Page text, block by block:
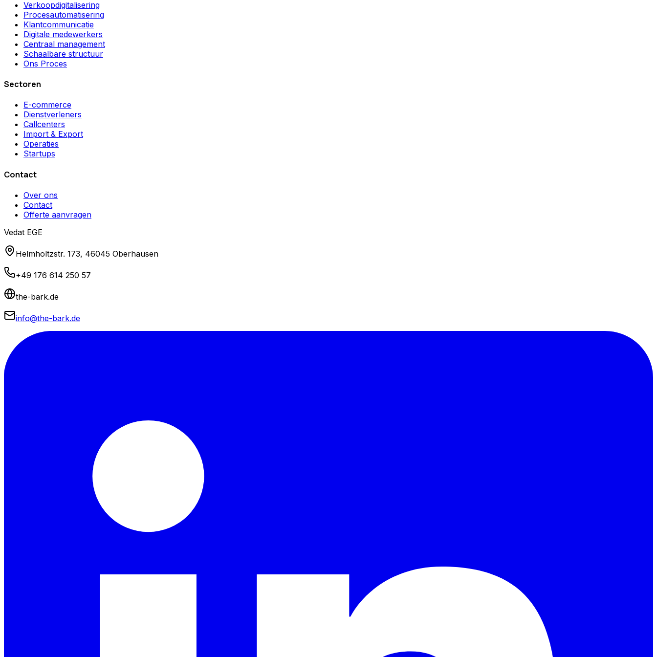
Verkoopdigitalisering
Procesautomatisering
Klantcommunicatie
Digitale medewerkers
Centraal management
Schaalbare structuur
Ons Proces
Sectoren
E-commerce
Dienstverleners
Callcenters
Import & Export
Operaties
Startups
Contact
Over ons
Contact
Offerte aanvragen
Vedat EGE
Helmholtzstr. 173, 46045 Oberhausen
+49 176 614 250 57
the-bark.de
info@the-bark.de